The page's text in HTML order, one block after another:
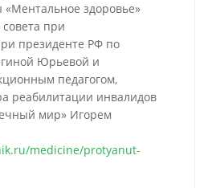
здоровье»
при
президенте РФ по
Юрьевой и
педагогом,
реабилитации инвалидов
мир» Игорем
medicine/protyanut-